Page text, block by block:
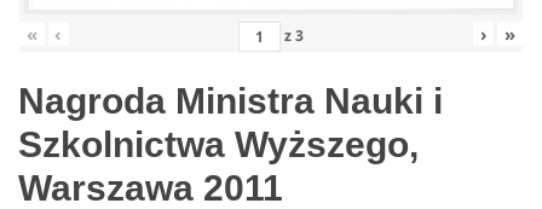
« ‹ z3 › »
Nagroda Ministra Nauki i
Szkolnictwa Wyższego,
Warszawa 2011